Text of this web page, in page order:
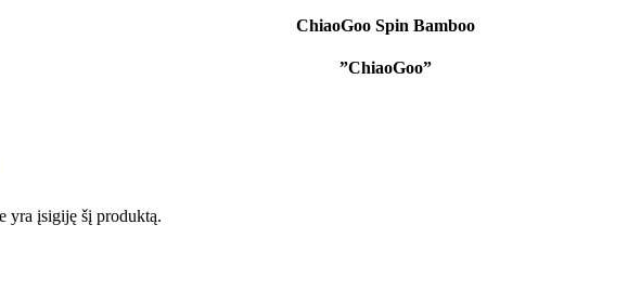
ChiaoGoo Spin Bamboo
”ChiaoGoo”
yra įsigiję šį produktą.